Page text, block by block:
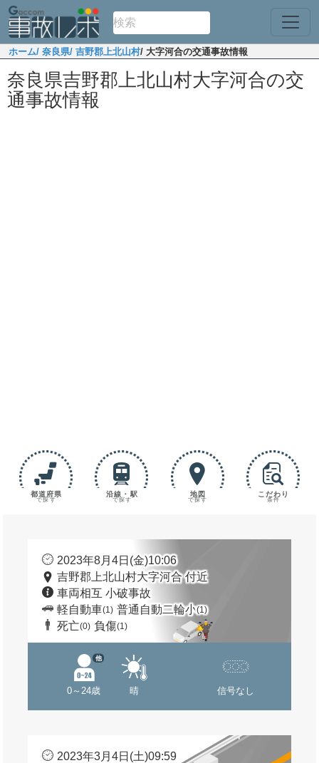
ホーム/ 奈良県/ 吉野郡上北山村/ 大字河合の交通事故情報
奈良県吉野郡上北山村大字河合の交
通事故情報
都道府県
で探す
沿線・駅
で探す
地図
で探す
こだわり
条件
2023年8月4日(金)10:06
吉野郡上北山村大字河合 付近
車両相互 小破事故
軽自動車(1) 普通自動二輪小(1)
死亡(0) 負傷(1)
0～24歳
他
晴 信号なし
2023年3月4日(土)09:59